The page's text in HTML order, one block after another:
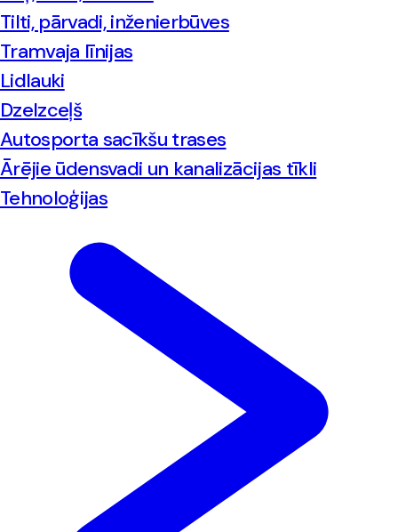
Tilti, pārvadi, inženierbūves
Tramvaja līnijas
Lidlauki
Dzelzceļš
Autosporta sacīkšu trases
Ārējie ūdensvadi un kanalizācijas tīkli
Tehnoloģijas